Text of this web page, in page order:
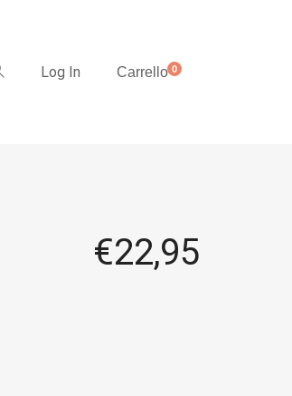
Log In Carrello0
€22,95